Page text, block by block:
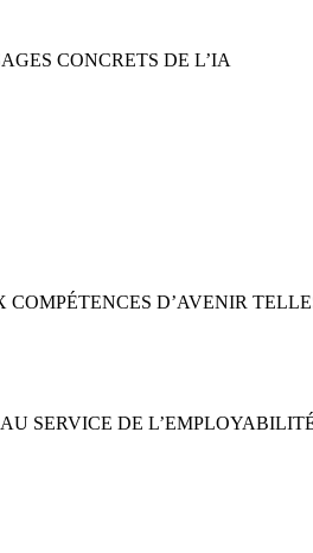
CONCRETS DE L’IA
D’AVENIR
SERVICE DE